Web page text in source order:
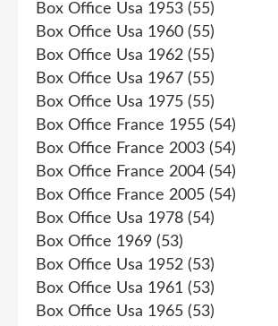
Box Office Usa 1953 (55)
Box Office Usa 1960 (55)
Box Office Usa 1962 (55)
Box Office Usa 1967 (55)
Box Office Usa 1975 (55)
Box Office France 1955 (54)
Box Office France 2003 (54)
Box Office France 2004 (54)
Box Office France 2005 (54)
Box Office Usa 1978 (54)
Box Office 1969 (53)
Box Office Usa 1952 (53)
Box Office Usa 1961 (53)
Box Office Usa 1965 (53)